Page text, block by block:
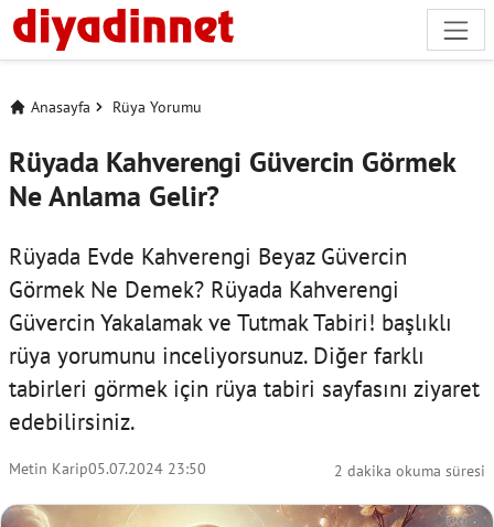
Anasayfa Rüya Yorumu
Rüyada Kahverengi Güvercin Görmek
Ne Anlama Gelir?
Rüyada Evde Kahverengi Beyaz Güvercin
Görmek Ne Demek? Rüyada Kahverengi
Güvercin Yakalamak ve Tutmak Tabiri! başlıklı
rüya yorumunu inceliyorsunuz. Diğer farklı
tabirleri görmek için rüya tabiri sayfasını ziyaret
edebilirsiniz.
Metin Karip05.07.2024 23:50 2 dakika okuma süresi